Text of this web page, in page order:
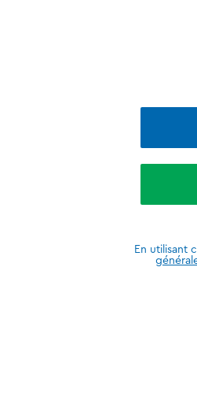
En utilisant